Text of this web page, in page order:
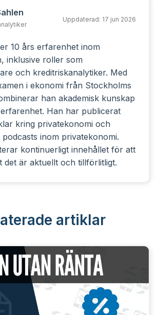
Uppdaterad: 17 jun 2026
10 års erfarenhet inom
inklusive roller som
och kreditriskanalytiker. Med
i ekonomi från Stockholms
han akademisk kunskap
Han har publicerat
kring privatekonomi och
inom privatekonomi.
kontinuerligt innehållet för att
det är aktuellt och tillförlitligt.
artiklar